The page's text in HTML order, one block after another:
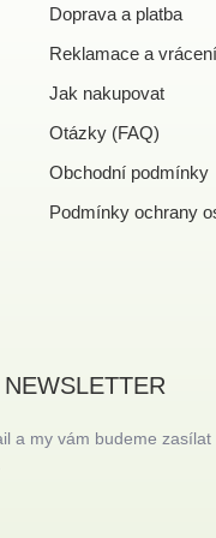
Doprava a platba
Reklamace a
Jak nakupovat
Otázky (FAQ)
Obchodní podmínky
Podmínky ochrany
a my vám budeme